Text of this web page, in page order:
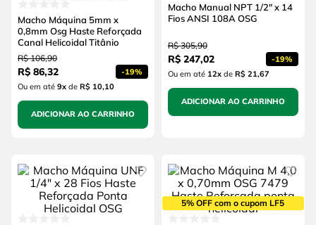
Macho Máquina 5mm x
0,8mm Osg Haste Reforçada
Canal Helicoidal Titânio
R$ 106,90
R$ 86,32 -19%
Ou em até 9xde R$ 10,10
ADICIONAR AO CARRINHO
Macho Manual NPT 1/2" x 14
Fios ANSI 108A OSG
R$ 305,90
R$ 247,02 -19%
Ou em até 12xde R$ 21,67
ADICIONAR AO CARRINHO
5% OFF com o cupom LF5